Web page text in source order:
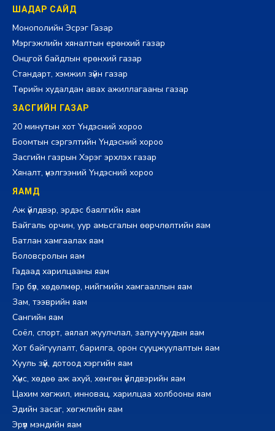
ШАДАР САЙД
Монополийн Эсрэг Газар
Мэргэжлийн хяналтын ерөнхий газар
Онцгой байдлын ерөнхий газар
Стандарт, хэмжил зүйн газар
Төрийн худалдан авах ажиллагааны газар
ЗАСГИЙН ГАЗАР
20 минутын хот Үндэсний хороо
Боомтын сэргэлтийн Үндэсний хороо
Засгийн газрын Хэрэг эрхлэх газар
Хяналт, үнэлгээний Үндэсний хороо
ЯАМД
Аж үйлдвэр, эрдэс баялгийн яам
Байгаль орчин, уур амьсгалын өөрчлөлтийн яам
Батлан хамгаалах яам
Боловсролын яам
Гадаад харилцааны яам
Гэр бүл, хөдөлмөр, нийгмийн хамгааллын яам
Зам, тээврийн яам
Сангийн яам
Соёл, спорт, аялал жуулчлал, залуучуудын яам
Хот байгуулалт, барилга, орон сууцжуулалтын яам
Хууль зүй, дотоод хэргийн яам
Хүнс, хөдөө аж ахуй, хөнгөн үйлдвэрийн яам
Цахим хөгжил, инновац, харилцаа холбооны яам
Эдийн засаг, хөгжлийн яам
Эрүүл мэндийн яам